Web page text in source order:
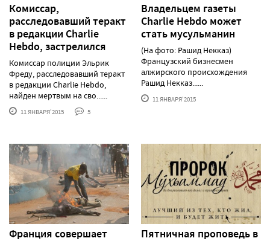
Комиссар,
расследовавший теракт
в редакции Charlie
Hebdo, застрелился
Комиссар полиции Эльрик
Фреду, расследовавший теракт
в редакции Charlie Hebdo,
найден мертвым на сво......
11 ЯНВАРЯ'2015 5
Владельцем газеты
Charlie Hebdo может
стать мусульманин
(На фото: Рашид Некказ)
Французский бизнесмен
алжирского происхождения
Рашид Некказ......
11 ЯНВАРЯ'2015
Франция совершает
Пят­нич­ная про­по­ведь в